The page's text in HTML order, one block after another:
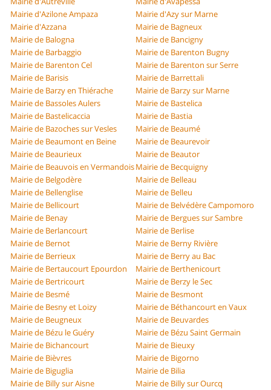
Mairie d'Azilone Ampaza
Mairie d'Azy sur Marne
Mairie d'Azzana
Mairie de Bagneux
Mairie de Balogna
Mairie de Bancigny
Mairie de Barbaggio
Mairie de Barenton Bugny
Mairie de Barenton Cel
Mairie de Barenton sur Serre
Mairie de Barisis
Mairie de Barrettali
Mairie de Barzy en Thiérache
Mairie de Barzy sur Marne
Mairie de Bassoles Aulers
Mairie de Bastelica
Mairie de Bastelicaccia
Mairie de Bastia
Mairie de Bazoches sur Vesles
Mairie de Beaumé
Mairie de Beaumont en Beine
Mairie de Beaurevoir
Mairie de Beaurieux
Mairie de Beautor
Mairie de Beauvois en VermandoisMairie de Becquigny
Mairie de Belgodère
Mairie de Belleau
Mairie de Bellenglise
Mairie de Belleu
Mairie de Bellicourt
Mairie de Belvédère Campomoro
Mairie de Benay
Mairie de Bergues sur Sambre
Mairie de Berlancourt
Mairie de Berlise
Mairie de Bernot
Mairie de Berny Rivière
Mairie de Berrieux
Mairie de Berry au Bac
Mairie de Bertaucourt Epourdon
Mairie de Berthenicourt
Mairie de Bertricourt
Mairie de Berzy le Sec
Mairie de Besmé
Mairie de Besmont
Mairie de Besny et Loizy
Mairie de Béthancourt en Vaux
Mairie de Beugneux
Mairie de Beuvardes
Mairie de Bézu le Guéry
Mairie de Bézu Saint Germain
Mairie de Bichancourt
Mairie de Bieuxy
Mairie de Bièvres
Mairie de Bigorno
Mairie de Biguglia
Mairie de Bilia
Mairie de Billy sur Aisne
Mairie de Billy sur Ourcq